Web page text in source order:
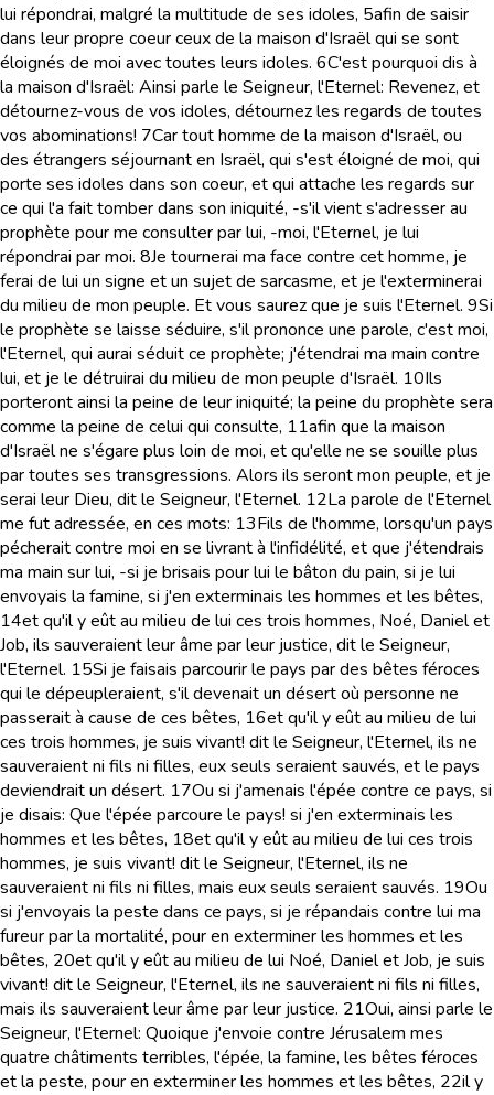
lui répondrai, malgré la multitude de ses idoles, 5afin de saisir
dans leur propre coeur ceux de la maison d'Israël qui se sont
éloignés de moi avec toutes leurs idoles. 6C'est pourquoi dis à
la maison d'Israël: Ainsi parle le Seigneur, l'Eternel: Revenez, et
détournez-vous de vos idoles, détournez les regards de toutes
vos abominations! 7Car tout homme de la maison d'Israël, ou
des étrangers séjournant en Israël, qui s'est éloigné de moi, qui
porte ses idoles dans son coeur, et qui attache les regards sur
ce qui l'a fait tomber dans son iniquité, -s'il vient s'adresser au
prophète pour me consulter par lui, -moi, l'Eternel, je lui
répondrai par moi. 8Je tournerai ma face contre cet homme, je
ferai de lui un signe et un sujet de sarcasme, et je l'exterminerai
du milieu de mon peuple. Et vous saurez que je suis l'Eternel. 9Si
le prophète se laisse séduire, s'il prononce une parole, c'est moi,
l'Eternel, qui aurai séduit ce prophète; j'étendrai ma main contre
lui, et je le détruirai du milieu de mon peuple d'Israël. 10Ils
porteront ainsi la peine de leur iniquité; la peine du prophète sera
comme la peine de celui qui consulte, 11afin que la maison
d'Israël ne s'égare plus loin de moi, et qu'elle ne se souille plus
par toutes ses transgressions. Alors ils seront mon peuple, et je
serai leur Dieu, dit le Seigneur, l'Eternel. 12La parole de l'Eternel
me fut adressée, en ces mots: 13Fils de l'homme, lorsqu'un pays
pécherait contre moi en se livrant à l'infidélité, et que j'étendrais
ma main sur lui, -si je brisais pour lui le bâton du pain, si je lui
envoyais la famine, si j'en exterminais les hommes et les bêtes,
14et qu'il y eût au milieu de lui ces trois hommes, Noé, Daniel et
Job, ils sauveraient leur âme par leur justice, dit le Seigneur,
l'Eternel. 15Si je faisais parcourir le pays par des bêtes féroces
qui le dépeupleraient, s'il devenait un désert où personne ne
passerait à cause de ces bêtes, 16et qu'il y eût au milieu de lui
ces trois hommes, je suis vivant! dit le Seigneur, l'Eternel, ils ne
sauveraient ni fils ni filles, eux seuls seraient sauvés, et le pays
deviendrait un désert. 17Ou si j'amenais l'épée contre ce pays, si
je disais: Que l'épée parcoure le pays! si j'en exterminais les
hommes et les bêtes, 18et qu'il y eût au milieu de lui ces trois
hommes, je suis vivant! dit le Seigneur, l'Eternel, ils ne
sauveraient ni fils ni filles, mais eux seuls seraient sauvés. 19Ou
si j'envoyais la peste dans ce pays, si je répandais contre lui ma
fureur par la mortalité, pour en exterminer les hommes et les
bêtes, 20et qu'il y eût au milieu de lui Noé, Daniel et Job, je suis
vivant! dit le Seigneur, l'Eternel, ils ne sauveraient ni fils ni filles,
mais ils sauveraient leur âme par leur justice. 21Oui, ainsi parle le
Seigneur, l'Eternel: Quoique j'envoie contre Jérusalem mes
quatre châtiments terribles, l'épée, la famine, les bêtes féroces
et la peste, pour en exterminer les hommes et les bêtes, 22il y